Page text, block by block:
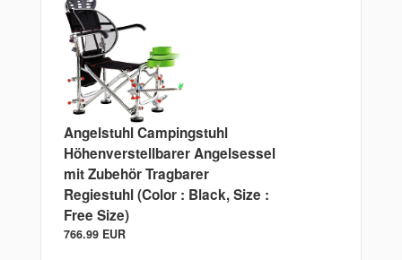
Angelstuhl Campingstuhl
Höhenverstellbarer Angelsessel
mit Zubehör Tragbarer
Regiestuhl (Color : Black, Size :
Free Size)
766.99 EUR